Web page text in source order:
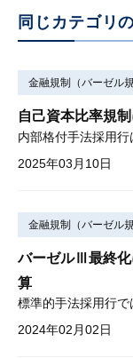
同じカテゴリ
金融規制（バーゼル
自己資本比率規
内部格付手法採用
2025年03月10日
金融規制（バーゼル
バーゼルⅢ最終化
算
2024年02月02日